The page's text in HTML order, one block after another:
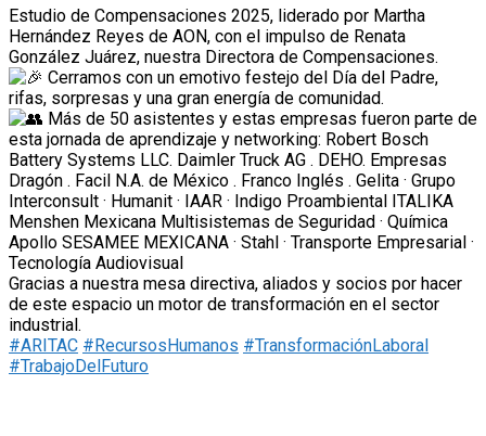
Estudio de Compensaciones 2025, liderado por Martha
Hernández Reyes de AON, con el impulso de Renata
González Juárez, nuestra Directora de Compensaciones.
Cerramos con un emotivo festejo del Día del Padre,
rifas, sorpresas y una gran energía de comunidad.
Más de 50 asistentes y estas empresas fueron parte de
esta jornada de aprendizaje y networking: Robert Bosch
Battery Systems LLC. Daimler Truck AG . DEHO. Empresas
Dragón . Facil N.A. de México . Franco Inglés . Gelita · Grupo
Interconsult · Humanit · IAAR · Indigo Proambiental ITALIKA
Menshen Mexicana Multisistemas de Seguridad · Química
Apollo SESAMEE MEXICANA · Stahl · Transporte Empresarial ·
Tecnología Audiovisual
Gracias a nuestra mesa directiva, aliados y socios por hacer
de este espacio un motor de transformación en el sector
industrial.
#ARITAC #RecursosHumanos #TransformaciónLaboral
#TrabajoDelFuturo